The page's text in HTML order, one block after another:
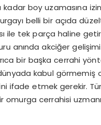
boy uzamasına
belli bir açıda
ile tek parça haline
anında akciğer
bir başka cerrahi
kabul görmemiş
ifade etmek gerekir.
cerrahisi uzmanı